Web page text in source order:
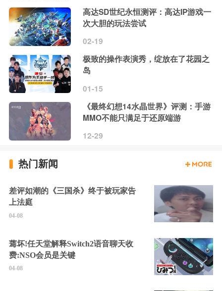
高达SD世纪永恒测评：高达IP游戏一
次大胆的玩法尝试
02-19
极致的操作表演秀，绽放在了花园之
岛
01-15
《最终幻想14水晶世界》评测：手游
MMO不能只满足于还原端游
12-29
热门新闻
差评如潮的《三国杀》终于被玩家告
上法庭
04-08
蔫坏!任天堂解释Switch2语音聊天收
费:NSO会员是关键
04-08